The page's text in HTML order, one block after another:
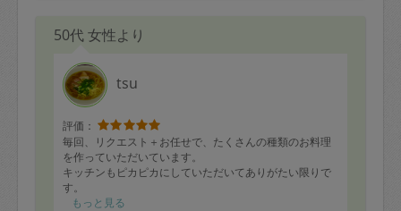
50代 女性より
tsu
評価：
毎回、リクエスト＋お任せで、たくさんの種類のお料理
を作っていただいています。
キッチンもピカピカにしていただいてありがたい限りで
す。
もっと見る